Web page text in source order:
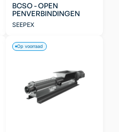
BCSO - OPEN
PENVERBINDINGEN
SEEPEX
Op voorraad